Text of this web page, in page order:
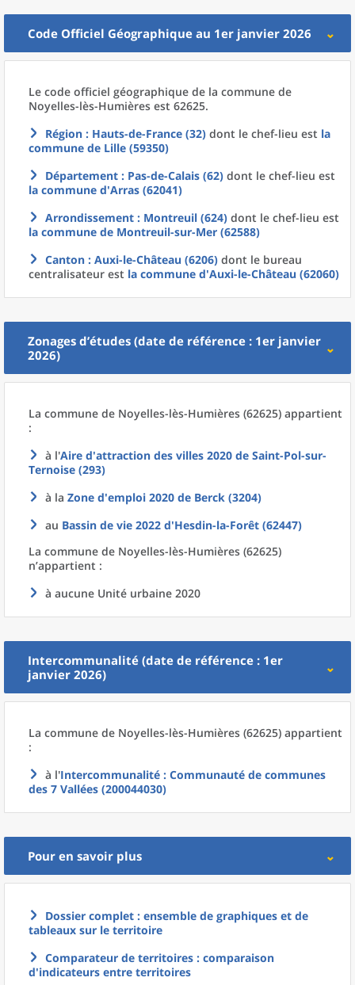
Code Officiel Géographique au 1er janvier 2026
Le code officiel géographique de la commune de
Noyelles-lès-Humières est 62625.
Région : Hauts-de-France (32) dont le chef-lieu est la
commune de Lille (59350)
Département : Pas-de-Calais (62) dont le chef-lieu est
la commune d'Arras (62041)
Arrondissement : Montreuil (624) dont le chef-lieu est
la commune de Montreuil-sur-Mer (62588)
Canton : Auxi-le-Château (6206) dont le bureau
centralisateur est la commune d'Auxi-le-Château (62060)
Zonages d’études (date de référence : 1er janvier
2026)
La commune de Noyelles-lès-Humières (62625) appartient
:
à l'Aire d'attraction des villes 2020 de Saint-Pol-sur-
Ternoise (293)
à la Zone d'emploi 2020 de Berck (3204)
au Bassin de vie 2022 d'Hesdin-la-Forêt (62447)
La commune de Noyelles-lès-Humières (62625)
n’appartient :
à aucune Unité urbaine 2020
Intercommunalité (date de référence : 1er
janvier 2026)
La commune de Noyelles-lès-Humières (62625) appartient
:
à l'Intercommunalité : Communauté de communes
des 7 Vallées (200044030)
Pour en savoir plus
Dossier complet : ensemble de graphiques et de
tableaux sur le territoire
Comparateur de territoires : comparaison
d'indicateurs entre territoires